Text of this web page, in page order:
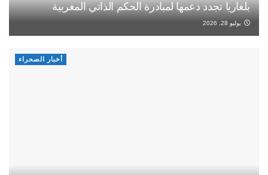
بلغاريا تجدد دعمها لمبادرة الحكم الذاتي المغربية
يوليو 28, 2026
أخبار الصحراء